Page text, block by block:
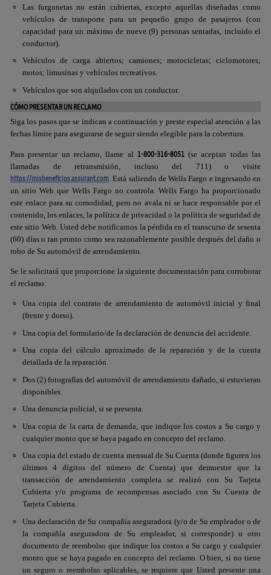
Las furgonetas no están cubiertas, excepto aquellas diseñadas como
vehículos de transporte para un pequeño grupo de pasajeros (con
capacidad para un máximo de nueve (9) personas sentadas, incluido el
conductor).
Vehículos de carga abiertos; camiones; motocicletas; ciclomotores;
motos; limusinas y vehículos recreativos.
Vehículos que son alquilados con un conductor.
CÓMO PRESENTAR UN RECLAMO
Siga los pasos que se indican a continuación y preste especial atención a las
fechas límite para asegurarse de seguir siendo elegible para la cobertura.
Para presentar un reclamo, llame al 1-800-316-8051(se aceptan todas las
llamadas de retransmisión, incluso del 711) o visite
https://misbeneficios.assurant.com . Está saliendo de Wells Fargo e ingresando en
un sitio Web que Wells Fargo no controla. Wells Fargo ha proporcionado
este enlace para su comodidad, pero no avala ni se hace responsable por el
contenido, los enlaces, la política de privacidad o la política de seguridad de
este sitio Web. Usted debe notificarnos la pérdida en el transcurso de sesenta
(60) días o tan pronto como sea razonablemente posible después del daño o
robo de Su automóvil de arrendamiento.
Se le solicitará que proporcione la siguiente documentación para corroborar
el reclamo:
Una copia del contrato de arrendamiento de automóvil inicial y final
(frente y dorso).
Una copia del formulario/de la declaración de denuncia del accidente.
Una copia del cálculo aproximado de la reparación y de la cuenta
detallada de la reparación.
Dos (2) fotografías del automóvil de arrendamiento dañado, si estuvieran
disponibles.
Una denuncia policial, si se presenta.
Una copia de la carta de demanda, que indique los costos a Su cargo y
cualquier monto que se haya pagado en concepto del reclamo.
Una copia del estado de cuenta mensual de Su Cuenta (donde figuren los
últimos 4 dígitos del número de Cuenta) que demuestre que la
transacción de arrendamiento completa se realizó con Su Tarjeta
Cubierta y/o programa de recompensas asociado con Su Cuenta de
Tarjeta Cubierta.
Una declaración de Su compañía aseguradora (y/o de Su empleador o de
la compañía aseguradora de Su empleador, si corresponde) u otro
documento de reembolso que indique los costos a Su cargo y cualquier
monto que se haya pagado en concepto del reclamo. O bien, si no tiene
un seguro o reembolso aplicables, se requiere que Usted presente una